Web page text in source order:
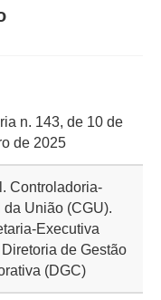
n. 143, de 10 de
de 2025
Controladoria-
da União (CGU).
Executiva
de Gestão
(DGC)